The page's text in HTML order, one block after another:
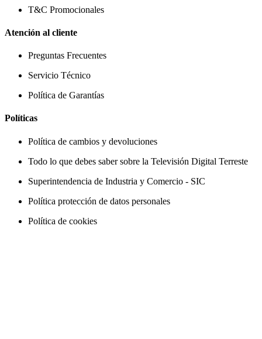
T&C Promocionales
Atención al cliente
Preguntas Frecuentes
Servicio Técnico
Política de Garantías
Políticas
Política de cambios y devoluciones
Todo lo que debes saber sobre la Televisión Digital Terreste
Superintendencia de Industria y Comercio - SIC
Política protección de datos personales
Política de cookies